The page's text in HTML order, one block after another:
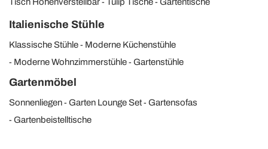
Italienische Stühle
Klassische Stühle
Moderne Küchenstühle
Moderne Wohnzimmerstühle
Gartenstühle
Gartenmöbel
Sonnenliegen Garten Lounge Set
Gartensofas
Gartenbeistelltische